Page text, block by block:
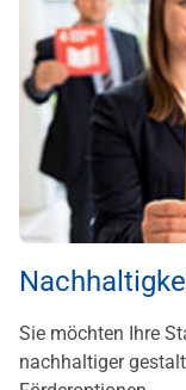
Sie möchten Ihre
nachhaltiger